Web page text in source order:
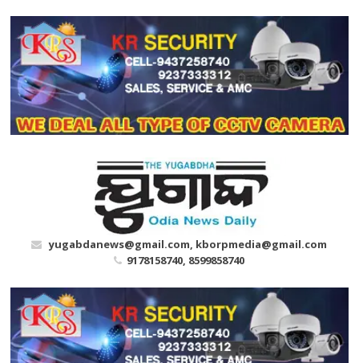
content
yugabdanews@gmail.com, kborpmedia@gmail.com
9178158740, 8599858740